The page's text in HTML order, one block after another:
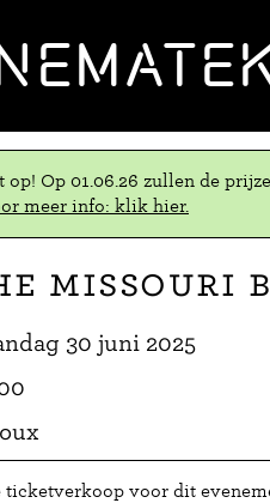
op! Op 01.06.26 zullen de
meer info: klik hier.
Missouri
30 juni 2025
ticketverkoop voor dit